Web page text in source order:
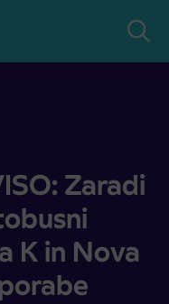
avtobusni postajališči
Zaradi
K in Nova